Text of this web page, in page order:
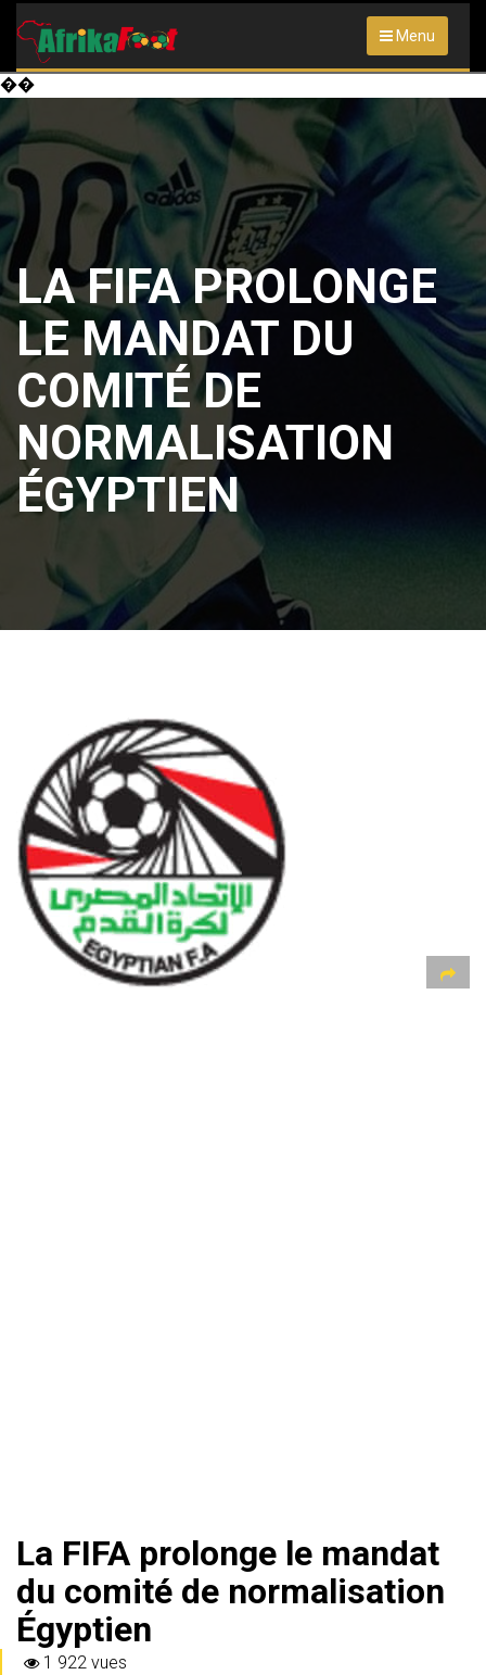
Menu
��
LA FIFA PROLONGE
LE MANDAT DU
COMITÉ DE
NORMALISATION
ÉGYPTIEN
La FIFA prolonge le mandat
du comité de normalisation
Égyptien
1 922 vues